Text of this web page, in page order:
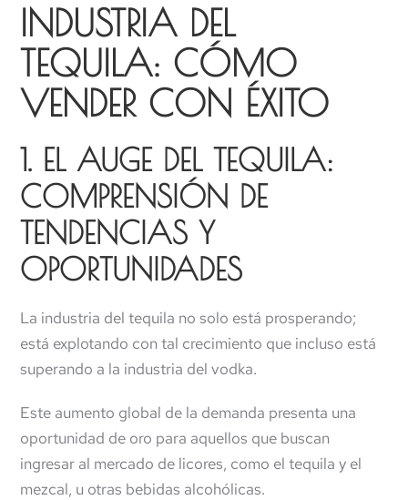
INDUSTRIA DEL
TEQUILA: CÓMO
VENDER CON ÉXITO
1. EL AUGE DEL TEQUILA:
COMPRENSIÓN DE
TENDENCIAS Y
OPORTUNIDADES
La industria del tequila no solo está prosperando;
está explotando con tal crecimiento que incluso está
superando a la industria del vodka.
Este aumento global de la demanda presenta una
oportunidad de oro para aquellos que buscan
ingresar al mercado de licores, como el tequila y el
mezcal, u otras bebidas alcohólicas.